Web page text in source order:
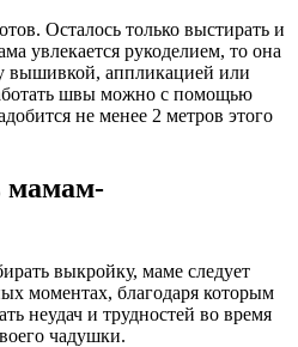
Осталось только выстирать и
увлекается рукоделием, то она
вышивкой, аппликацией или
швы можно с помощью
не менее 2 метров этого
мамам-
выкройку, маме следует
моментах, благодаря которым
неудач и трудностей во время
чадушки.